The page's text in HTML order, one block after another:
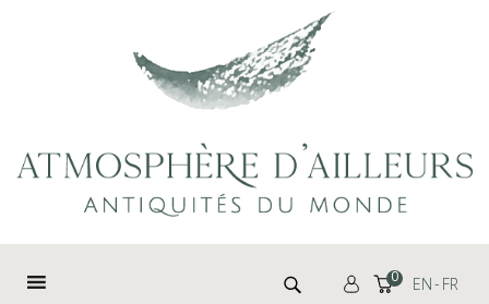
Rechercher : 0 EN FR